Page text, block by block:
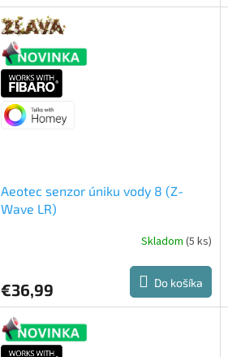
Aeotec senzor úniku vody 8 (Z-
Wave LR)
Skladom (5 ks)
€36,99 Do košíka